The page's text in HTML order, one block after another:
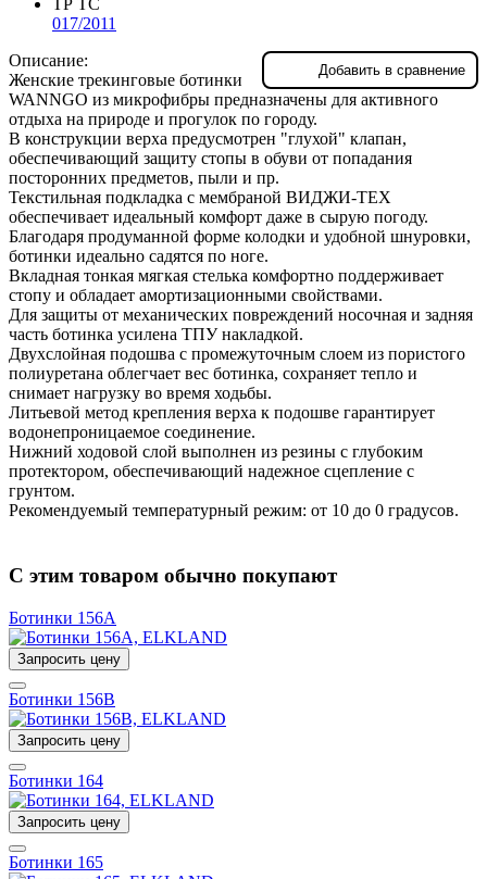
ТР ТС
017/2011
Добавить в сравнение
Описание:
Женские трекинговые ботинки
WANNGO из микрофибры предназначены для активного
отдыха на природе и прогулок по городу.
В конструкции верха предусмотрен "глухой" клапан,
обеспечивающий защиту стопы в обуви от попадания
посторонних предметов, пыли и пр.
Текстильная подкладка с мембраной ВИДЖИ-TEX
обеспечивает идеальный комфорт даже в сырую погоду.
Благодаря продуманной форме колодки и удобной шнуровки,
ботинки идеально садятся по ноге.
Вкладная тонкая мягкая стелька комфортно поддерживает
стопу и обладает амортизационными свойствами.
Для защиты от механических повреждений носочная и задняя
часть ботинка усилена ТПУ накладкой.
Двухслойная подошва с промежуточным слоем из пористого
полиуретана облегчает вес ботинка, сохраняет тепло и
снимает нагрузку во время ходьбы.
Литьевой метод крепления верха к подошве гарантирует
водонепроницаемое соединение.
Нижний ходовой слой выполнен из резины с глубоким
протектором, обеспечивающий надежное сцепление с
грунтом.
Рекомендуемый температурный режим: от 10 до 0 градусов.
С этим товаром обычно покупают
Ботинки 156A
Запросить цену
Ботинки 156B
Запросить цену
Ботинки 164
Запросить цену
Ботинки 165